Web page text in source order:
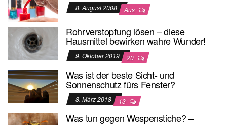
8. August 2008 Aus
Rohrverstopfung lösen – diese
Hausmittel bewirken wahre Wunder!
9. Oktober 2019 20
Was ist der beste Sicht- und
Sonnenschutz fürs Fenster?
8. März 2018 13
Was tun gegen Wespenstiche? –